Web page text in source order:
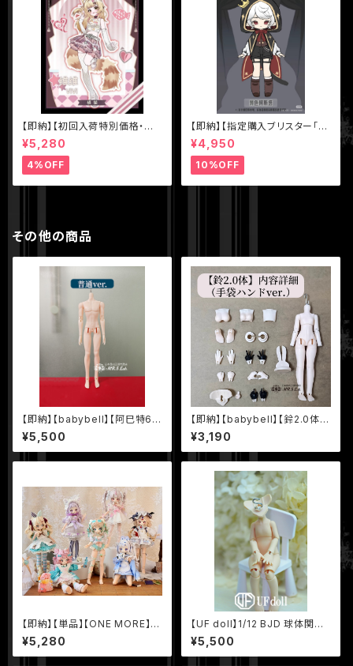
【即納】【初回入荷特別価格・単
品】【MEOW3（ニャニャニャ次
元）】シリーズ【不可食用人形Ine
dible Doll】1/8 BJD ブライン
ドドール
¥5,280
4%OFF
【即納】【指定購入ブリスター「色
違いアスタ（黒マント）】【秘境巡
礼】シリーズ【Sunless】スタジ
オ 1/12 BJD ブラインドドール
¥4,950
10%OFF
その他の商品
【即納】【babybell】【阿巳特6
体・普通ver.（薄肌款）】30.0cm
1/6 BJD 球体関節人形 ボディ
¥5,500
【即納】【babybell】【鈴2.0体・
手袋ハンドver.】11.5cm 1/12 B
JD 球体関節人形 ボディ
¥3,190
【即納】【単品】【ONE MORE】x
上倉エク 【SUGARY GIRLS:ス
イーツパーティー】シリーズ 1/8
MJD ブラインドドール
¥5,280
【UF doll】1/12 BJD 球体関節
人形 ボディ ヒューマンボディ U
Fドール UFボディ
¥5,500